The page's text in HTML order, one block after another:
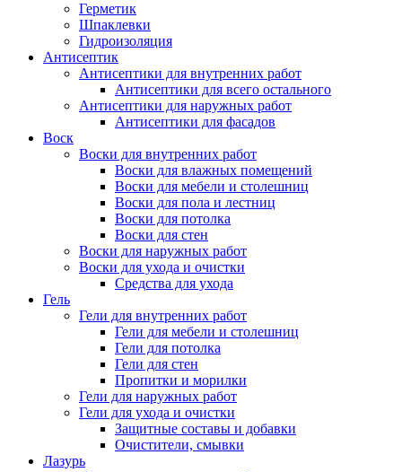
Герметик
Шпаклевки
Гидроизоляция
Антисептик
Антисептики для внутренних работ
Антисептики для всего остального
Антисептики для наружных работ
Антисептики для фасадов
Воск
Воски для внутренних работ
Воски для влажных помещений
Воски для мебели и столешниц
Воски для пола и лестниц
Воски для потолка
Воски для стен
Воски для наружных работ
Воски для ухода и очистки
Средства для ухода
Гель
Гели для внутренних работ
Гели для мебели и столешниц
Гели для потолка
Гели для стен
Пропитки и морилки
Гели для наружных работ
Гели для ухода и очистки
Защитные составы и добавки
Очистители, смывки
Лазурь